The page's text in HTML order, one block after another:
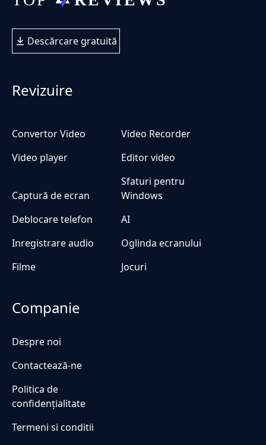
Descărcare gratuită
Revizuire
Convertor Video
Video Recorder
Video player
Editor video
Captură de ecran
Sfaturi pentru
Windows
Deblocare telefon
AI
Inregistrare audio
Oglinda ecranului
Filme
Jocuri
Companie
Despre noi
Contactează-ne
Politica de
confidențialitate
Termeni si conditii